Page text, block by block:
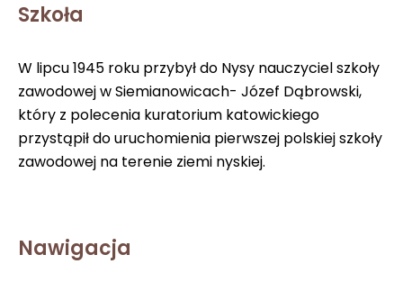
Szkoła
W lipcu 1945 roku przybył do Nysy nauczyciel szkoły
zawodowej w Siemianowicach- Józef Dąbrowski,
który z polecenia kuratorium katowickiego
przystąpił do uruchomienia pierwszej polskiej szkoły
zawodowej na terenie ziemi nyskiej.
Nawigacja